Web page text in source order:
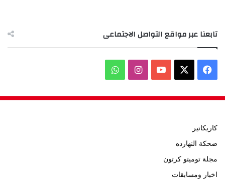
تابعنا عبر مواقع التواصل الاجتماعى
فيسبوك ‫YouTubeانستقرامواتساب
كاريكاتير
ضحكة النهارده
مجلة توميتو كرتون
اخبار ومسابقات